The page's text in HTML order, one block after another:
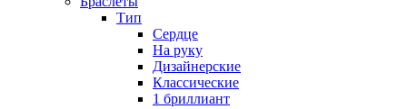
Тип
Сердце
На руку
Дизайнерские
Классические
1 бриллиант